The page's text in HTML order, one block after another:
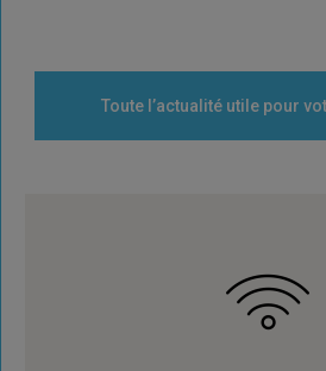
Toute l’actualité utile pour